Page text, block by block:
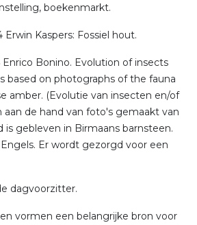
boekenmarkt.
Erwin Kaspers: Fossiel hout.
Enrico Bonino. Evolution of insects
based on photographs of the fauna
amber. (Evolutie van insecten en/of
de hand van foto's gemaakt van
is gebleven in Birmaans barnsteen.
Er wordt gezorgd voor een
dagvoorzitter.
vormen een belangrijke bron voor